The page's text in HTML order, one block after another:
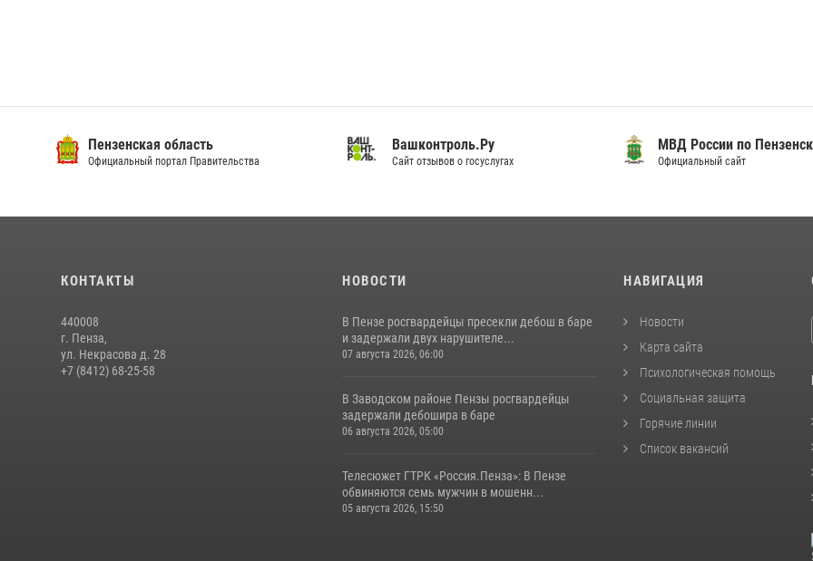
Пензенская область
Официальный портал Правительства
Вашконтроль.Ру
Сайт отзывов о госуслугах
МВД России по
Официальный сайт
КОНТАКТЫ
440008
г. Пенза,
ул. Некрасова д. 28
+7 (8412) 68-25-58
НОВОСТИ
В Пензе росгвардейцы пресекли дебош в баре
и задержали двух нарушителе...
07 августа 2026, 06:00
В Заводском районе Пензы росгвардейцы
задержали дебошира в баре
06 августа 2026, 05:00
Телесюжет ГТРК «Россия.Пенза»: В Пензе
обвиняются семь мужчин в мошенн...
05 августа 2026, 15:50
НАВИГАЦИЯ
Новости
Карта сайта
Психологическая помощь
Социальная защита
Горячие линии
Список вакансий